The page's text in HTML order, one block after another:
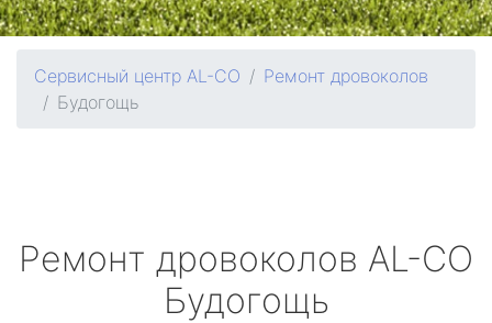
Сервисный центр AL-CO
Ремонт дровоколов
Будогощь
Ремонт дровоколов AL-CO
Будогощь